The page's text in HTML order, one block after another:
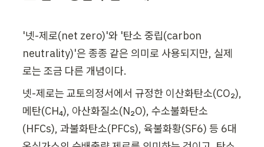
'넷-제로(net zero)'와 '탄소 중립(carbon
neutrality)'은 종종 같은 의미로 사용되지만, 실제
로는 조금 다른 개념이다.
넷-제로는 교토의정서에서 규정한 이산화탄소(CO₂),
메탄(CH₄), 아산화질소(N₂O), 수소불화탄소
(HFCs), 과불화탄소(PFCs), 육불화황(SF6) 등 6대